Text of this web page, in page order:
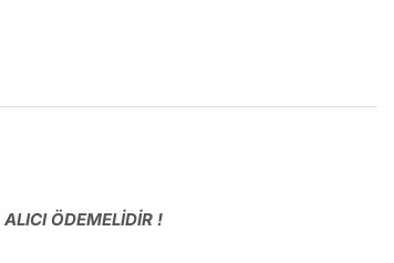
ALICI ÖDEMELİDİR !